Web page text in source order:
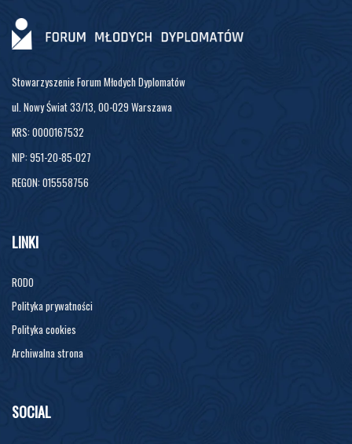
Stowarzyszenie Forum Młodych Dyplomatów
ul. Nowy Świat 33/13, 00-029 Warszawa
KRS: 0000167532
NIP: 951-20-85-027
REGON: 015558756
LINKI
RODO
Polityka prywatności
Polityka cookies
Archiwalna strona
SOCIAL